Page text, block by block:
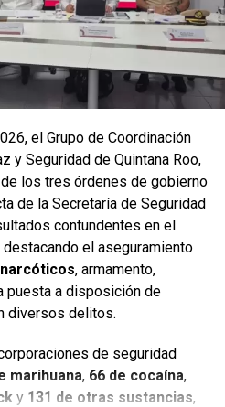
se encuentran detenciones
Lázaro Cárdenas y Tulum
órdenes de
presuntamente vinculadas
el Grupo de Coordinación
y Seguridad de Quintana Roo,
los tres órdenes de gobierno
de la Secretaría de Seguridad
contundentes en el
el aseguramiento
, armamento,
puesta a disposición de
diversos delitos.
de seguridad
marihuana, 66 de cocaína,
y 131 de otras sustancias,